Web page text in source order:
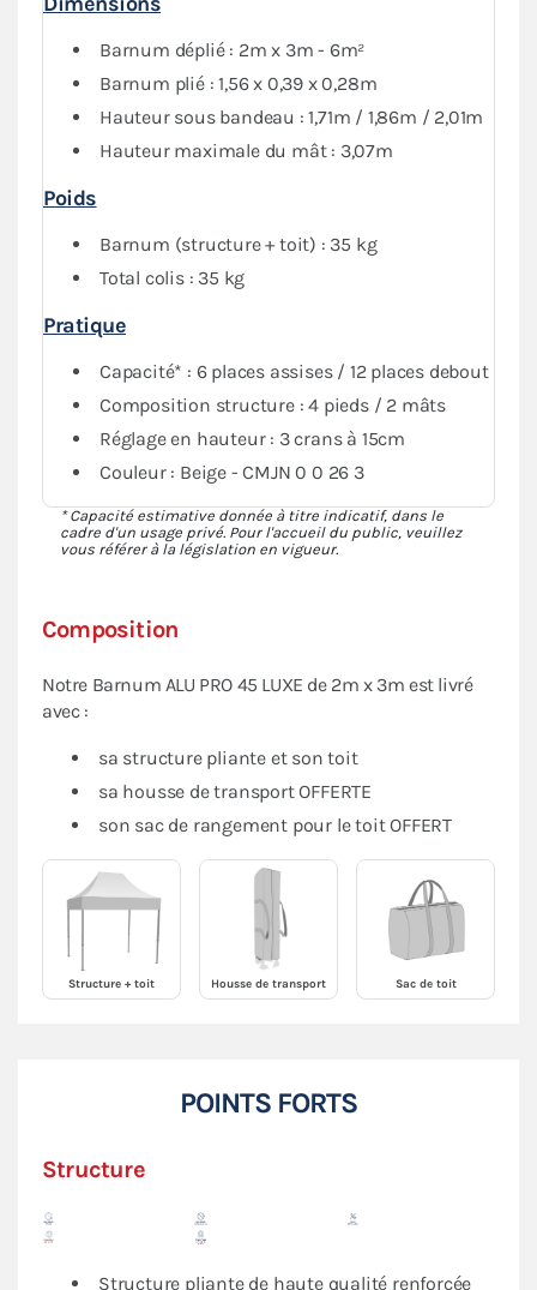
Composition
Notre Barnum ALU PRO 45 LUXE de 2m x 3m est livré
avec :
sa structure pliante et son toit
sa housse de transport OFFERTE
son sac de rangement pour le toit OFFERT
Structure + toit Housse de transport Sac de toit
Barnum déplié : 2m x 3m - 6m²
Barnum plié : 1,56 x 0,39 x 0,28m
Hauteur sous bandeau : 1,71m / 1,86m / 2,01m
Hauteur maximale du mât : 3,07m
Poids
Barnum (structure + toit) : 35 kg
Total colis : 35 kg
Pratique
Capacité* : 6 places assises / 12 places debout
Composition structure : 4 pieds / 2 mâts
Réglage en hauteur : 3 crans à 15cm
Couleur : Beige - CMJN 0 0 26 3
* Capacité estimative donnée à titre indicatif, dans le
cadre d'un usage privé. Pour l'accueil du public, veuillez
vous référer à la législation en vigueur.
POINTS FORTS
Structure
Structure pliante de haute qualité renforcée